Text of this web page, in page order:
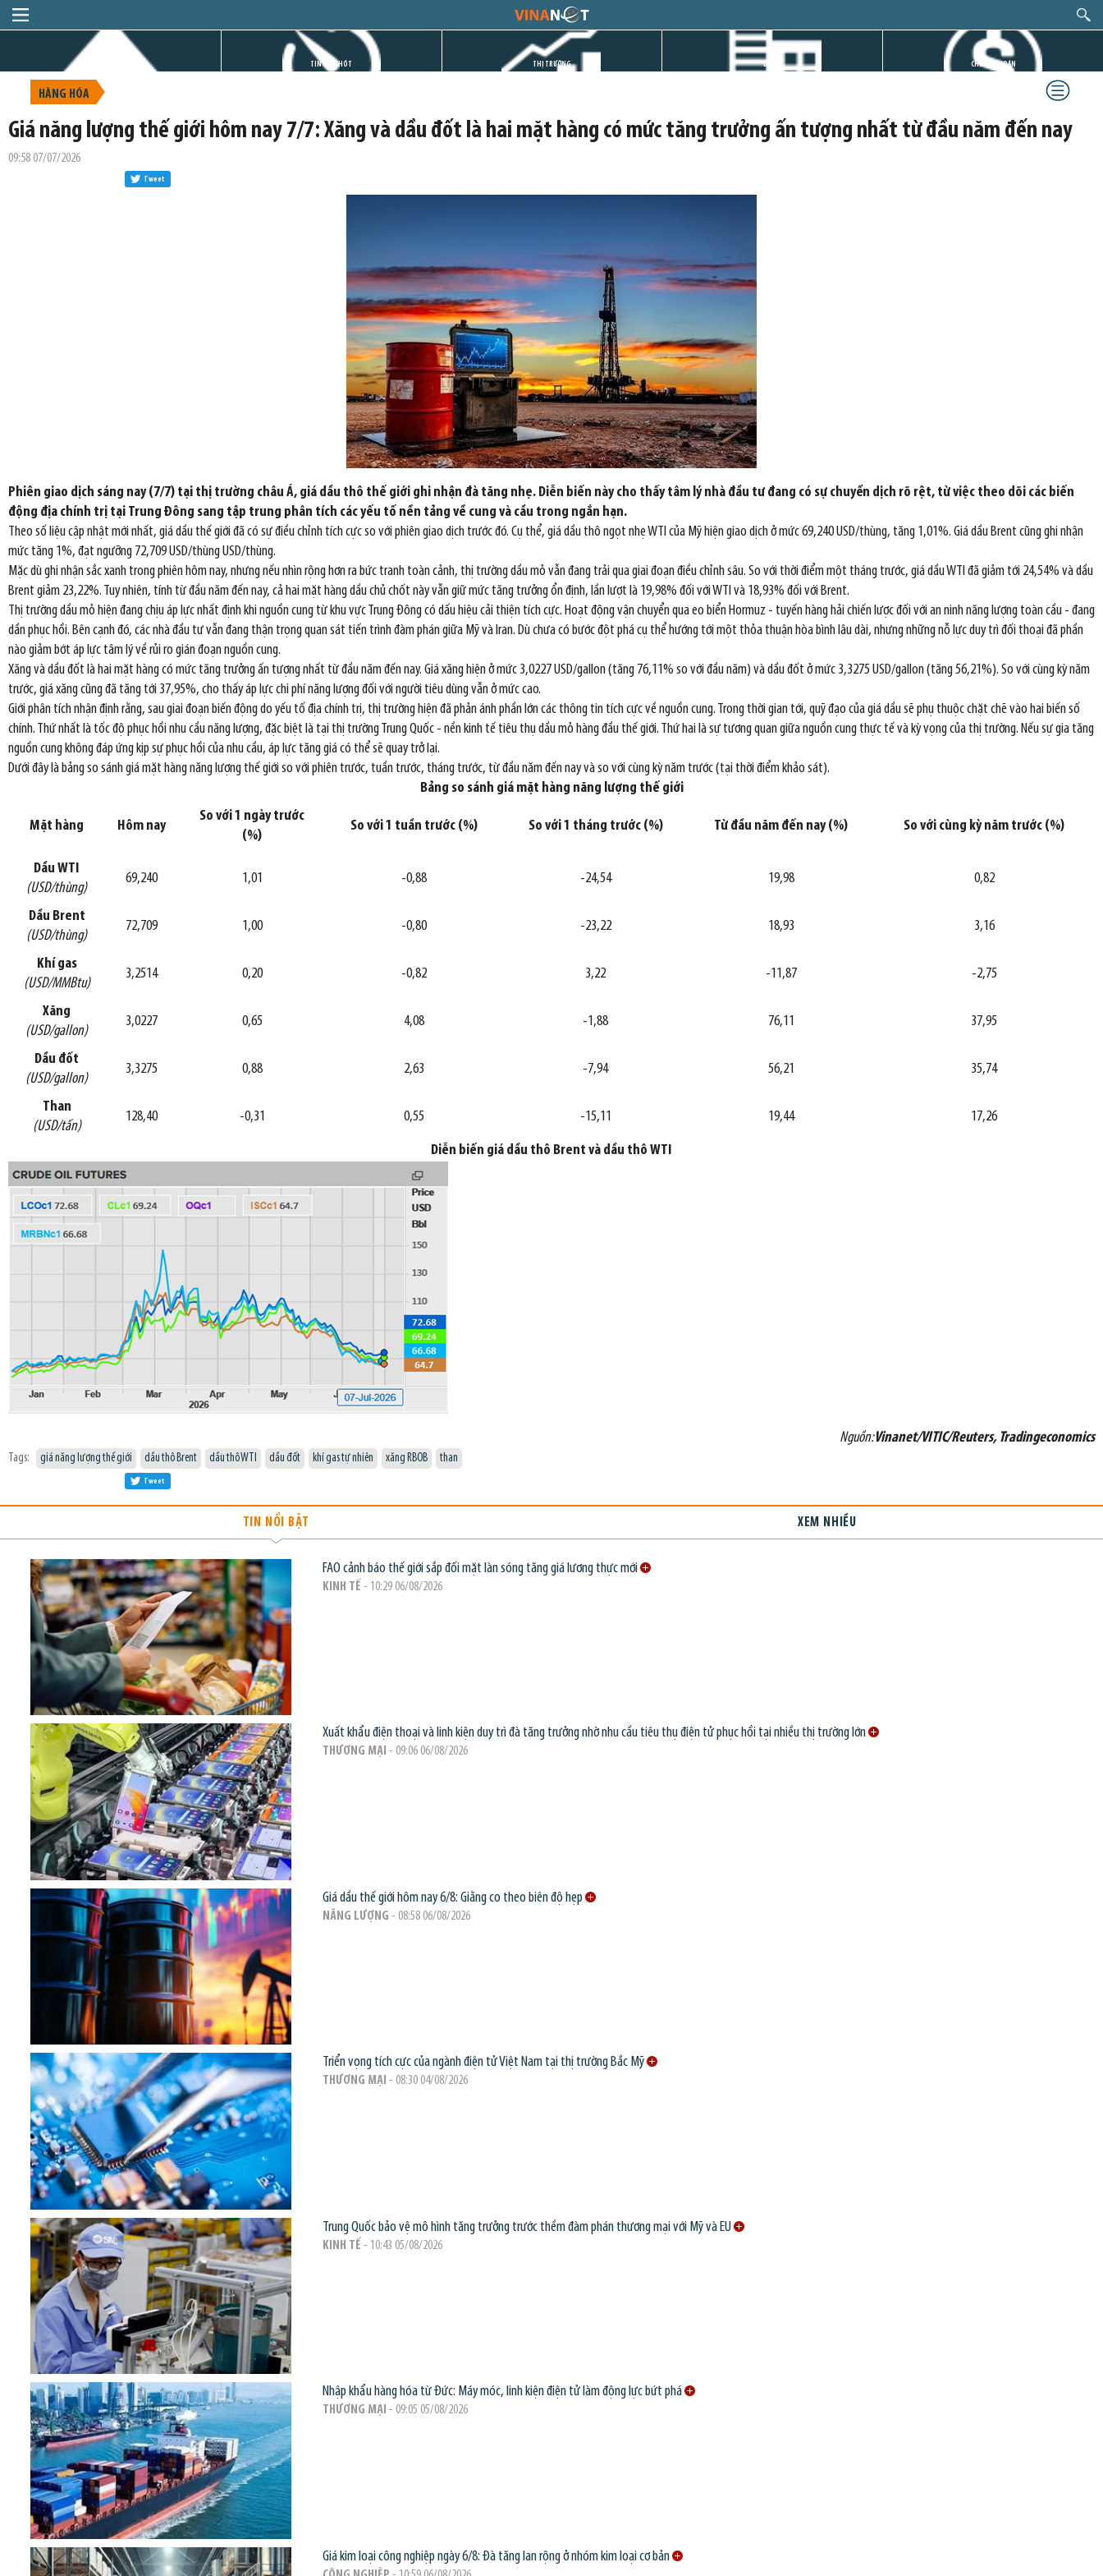
TIN GIỜ CHÓT THỊ TRƯỜNG DỰ ÁN CHỨNG KHOÁN
HÀNG HÓA
Giá năng lượng thế giới hôm nay 7/7: Xăng và dầu đốt là hai mặt hàng có mức tăng trưởng ấn tượng nhất từ đầu năm đến nay
09:58 07/07/2026
Tweet
Phiên giao dịch sáng nay (7/7) tại thị trường châu Á, giá dầu thô thế giới ghi nhận đà tăng nhẹ. Diễn biến này cho thấy tâm lý nhà đầu tư đang có sự chuyển dịch rõ rệt, từ việc theo dõi các biến
động địa chính trị tại Trung Đông sang tập trung phân tích các yếu tố nền tảng về cung và cầu trong ngắn hạn.
Theo số liệu cập nhật mới nhất, giá dầu thế giới đã có sự điều chỉnh tích cực so với phiên giao dịch trước đó. Cụ thể, giá dầu thô ngọt nhẹ WTI của Mỹ hiện giao dịch ở mức 69,240 USD/thùng, tăng 1,01%. Giá dầu Brent cũng ghi nhận
mức tăng 1%, đạt ngưỡng 72,709 USD/thùng USD/thùng.
Mặc dù ghi nhận sắc xanh trong phiên hôm nay, nhưng nếu nhìn rộng hơn ra bức tranh toàn cảnh, thị trường dầu mỏ vẫn đang trải qua giai đoạn điều chỉnh sâu. So với thời điểm một tháng trước, giá dầu WTI đã giảm tới 24,54% và dầu
Brent giảm 23,22%. Tuy nhiên, tính từ đầu năm đến nay, cả hai mặt hàng dầu chủ chốt này vẫn giữ mức tăng trưởng ổn định, lần lượt là 19,98% đối với WTI và 18,93% đối với Brent.
Thị trường dầu mỏ hiện đang chịu áp lực nhất định khi nguồn cung từ khu vực Trung Đông có dấu hiệu cải thiện tích cực. Hoạt động vận chuyển qua eo biển Hormuz - tuyến hàng hải chiến lược đối với an ninh năng lượng toàn cầu - đang
dần phục hồi. Bên cạnh đó, các nhà đầu tư vẫn đang thận trọng quan sát tiến trình đàm phán giữa Mỹ và Iran. Dù chưa có bước đột phá cụ thể hướng tới một thỏa thuận hòa bình lâu dài, nhưng những nỗ lực duy trì đối thoại đã phần
nào giảm bớt áp lực tâm lý về rủi ro gián đoạn nguồn cung.
Xăng và dầu đốt là hai mặt hàng có mức tăng trưởng ấn tượng nhất từ đầu năm đến nay. Giá xăng hiện ở mức 3,0227 USD/gallon (tăng 76,11% so với đầu năm) và dầu đốt ở mức 3,3275 USD/gallon (tăng 56,21%). So với cùng kỳ năm
trước, giá xăng cũng đã tăng tới 37,95%, cho thấy áp lực chi phí năng lượng đối với người tiêu dùng vẫn ở mức cao.
Giới phân tích nhận định rằng, sau giai đoạn biến động do yếu tố địa chính trị, thị trường hiện đã phản ánh phần lớn các thông tin tích cực về nguồn cung. Trong thời gian tới, quỹ đạo của giá dầu sẽ phụ thuộc chặt chẽ vào hai biến số
chính. Thứ nhất là tốc độ phục hồi nhu cầu năng lượng, đặc biệt là tại thị trường Trung Quốc - nền kinh tế tiêu thụ dầu mỏ hàng đầu thế giới. Thứ hai là sự tương quan giữa nguồn cung thực tế và kỳ vọng của thị trường. Nếu sự gia tăng
nguồn cung không đáp ứng kịp sự phục hồi của nhu cầu, áp lực tăng giá có thể sẽ quay trở lại.
Dưới đây là bảng so sánh giá mặt hàng năng lượng thế giới so với phiên trước, tuần trước, tháng trước, từ đầu năm đến nay và so với cùng kỳ năm trước (tại thời điểm khảo sát).
Bảng so sánh giá mặt hàng năng lượng thế giới
Mặt hàng Hôm nay
So với 1 ngày trước
(%)
So với 1 tuần trước (%) So với 1 tháng trước (%) Từ đầu năm đến nay (%) So với cùng kỳ năm trước (%)
Dầu WTI
(USD/thùng)
69,240 1,01 -0,88 -24,54 19,98 0,82
Dầu Brent
(USD/thùng)
72,709 1,00 -0,80 -23,22 18,93 3,16
Khí gas
(USD/MMBtu)
3,2514 0,20 -0,82 3,22 -11,87 -2,75
Xăng
(USD/gallon)
3,0227 0,65 4,08 -1,88 76,11 37,95
Dầu đốt
(USD/gallon)
3,3275 0,88 2,63 -7,94 56,21 35,74
Than
(USD/tấn)
128,40 -0,31 0,55 -15,11 19,44 17,26
Diễn biến giá dầu thô Brent và dầu thô WTI
Nguồn:Vinanet/VITIC/Reuters, Tradingeconomics
Tags: giá năng lượng thế giới dầu thô Brent dầu thô WTI dầu đốt khí gas tự nhiên xăng RBOB than
Tweet
TIN NỔI BẬT XEM NHIỀU
FAO cảnh báo thế giới sắp đối mặt làn sóng tăng giá lương thực mới
KINH TẾ - 10:29 06/08/2026
Xuất khẩu điện thoại và linh kiện duy trì đà tăng trưởng nhờ nhu cầu tiêu thụ điện tử phục hồi tại nhiều thị trường lớn
THƯƠNG MẠI - 09:06 06/08/2026
Giá dầu thế giới hôm nay 6/8: Giằng co theo biên độ hẹp
NĂNG LƯỢNG - 08:58 06/08/2026
Triển vọng tích cực của ngành điện tử Việt Nam tại thị trường Bắc Mỹ
THƯƠNG MẠI - 08:30 04/08/2026
Trung Quốc bảo vệ mô hình tăng trưởng trước thềm đàm phán thương mại với Mỹ và EU
KINH TẾ - 10:43 05/08/2026
Nhập khẩu hàng hóa từ Đức: Máy móc, linh kiện điện tử làm động lực bứt phá
THƯƠNG MẠI - 09:05 05/08/2026
Giá kim loại công nghiệp ngày 6/8: Đà tăng lan rộng ở nhóm kim loại cơ bản